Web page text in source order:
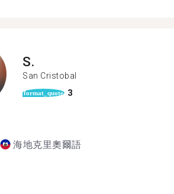
S.
San Cristobal
format_quote 3
海地克里奧爾語